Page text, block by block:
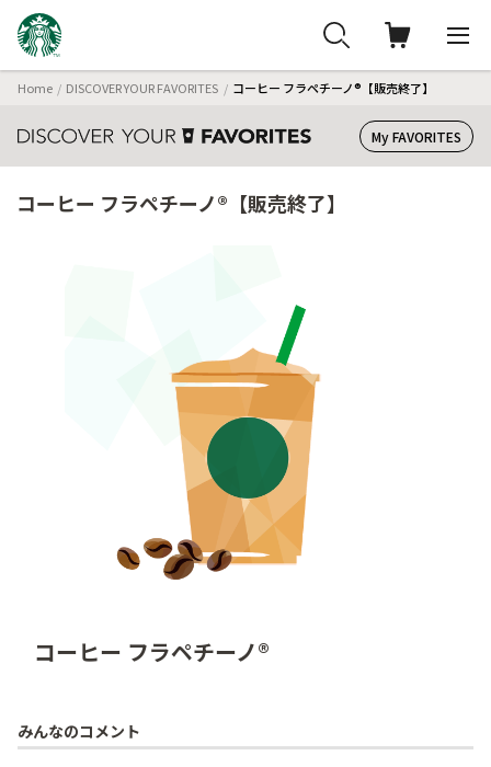
Home DISCOVER YOUR FAVORITES コーヒー フラペチーノ®【販売終了】
My FAVORITES
コーヒー フラペチーノ®【販売終了】
コーヒー フラペチーノ®
みんなのコメント